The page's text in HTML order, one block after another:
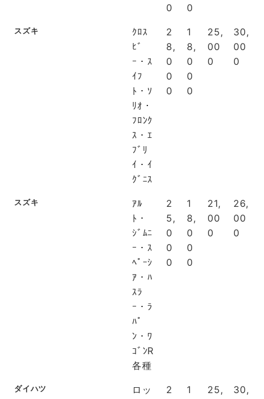
0
0
スズキ
ｸﾛｽ
ﾋﾞ
ｰ・ｽ
ｲﾌ
ﾄ・ｿ
ﾘｵ・
ﾌﾛﾝｸ
ｽ・ｴ
ﾌﾞﾘ
ｲ・ｲ
ｸﾞﾆｽ
2
8,
0
0
0
1
8,
0
0
0
25,
00
0
30,
00
0
スズキ
ｱﾙ
ﾄ・
ｼﾞﾑﾆ
ｰ・ｽ
ﾍﾟｰｼ
ｱ・ﾊ
ｽﾗ
ｰ・ﾗ
ﾊﾟ
ﾝ・ﾜ
ｺﾞﾝR
各種
2
5,
0
0
0
1
8,
0
0
0
21,
00
0
26,
00
0
ダイハツ
ロッ
2
1
25,
30,